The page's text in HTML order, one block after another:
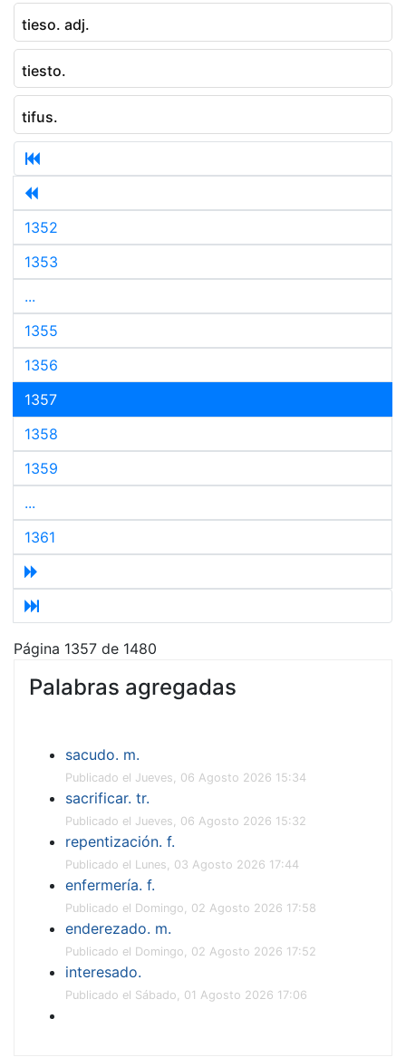
tieso. adj.
tiesto.
tifus.
1352
1353
...
1355
1356
1357
1358
1359
...
1361
Página 1357 de 1480
Palabras agregadas
sacudo. m.
Publicado el Jueves, 06 Agosto 2026 15:34
sacrificar. tr.
Publicado el Jueves, 06 Agosto 2026 15:32
repentización. f.
Publicado el Lunes, 03 Agosto 2026 17:44
enfermería. f.
Publicado el Domingo, 02 Agosto 2026 17:58
enderezado. m.
Publicado el Domingo, 02 Agosto 2026 17:52
interesado.
Publicado el Sábado, 01 Agosto 2026 17:06